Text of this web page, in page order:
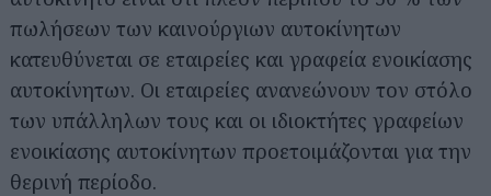
πωλήσεων των καινούργιων αυτοκίνητων
κατευθύνεται σε εταιρείες και γραφεία ενοικίασης
αυτοκίνητων. Οι εταιρείες ανανεώνουν τον στόλο
των υπάλληλων τους και οι ιδιοκτήτες γραφείων
ενοικίασης αυτοκίνητων προετοιμάζονται για την
θερινή περίοδο.